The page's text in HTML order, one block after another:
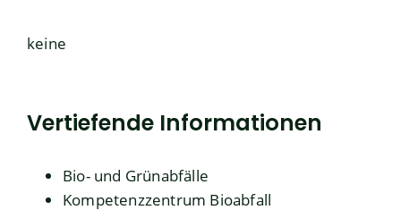
keine
Vertiefende Informationen
Bio- und Grünabfälle
Kompetenzzentrum Bioabfall